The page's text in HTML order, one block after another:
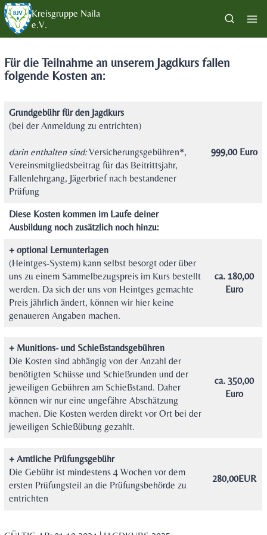
Zum
Inhalt
springen
Kreisgruppe Naila
e.V.
Für die Teilnahme an unserem Jagdkurs fallen
folgende Kosten an:
Grundgebühr für den Jagdkurs
(bei der Anmeldung zu entrichten)
darin enthalten sind:Versicherungsgebühren*,
Vereinsmitgliedsbeitrag für das Beitrittsjahr,
Fallenlehrgang, Jägerbrief nach bestandener
Prüfung
999,00 Euro
Diese Kosten kommen im Laufe deiner
Ausbildung noch zusätzlich noch hinzu:
+ optional Lernunterlagen
(Heintges-System) kann selbst besorgt oder über
uns zu einem Sammelbezugspreis im Kurs bestellt
werden. Da sich der uns von Heintges gemachte
Preis jährlich ändert, können wir hier keine
genaueren Angaben machen.
ca. 180,00
Euro
+ Munitions- und Schießstandsgebühren
Die Kosten sind abhängig von der Anzahl der
benötigten Schüsse und Schießrunden und der
jeweiligen Gebühren am Schießstand. Daher
können wir nur eine ungefähre Abschätzung
machen. Die Kosten werden direkt vor Ort bei der
jeweiligen Schießübung gezahlt.
ca. 350,00
Euro
+ Amtliche Prüfungsgebühr
Die Gebühr ist mindestens 4 Wochen vor dem
ersten Prüfungsteil an die Prüfungsbehörde zu
entrichten
280,00EUR